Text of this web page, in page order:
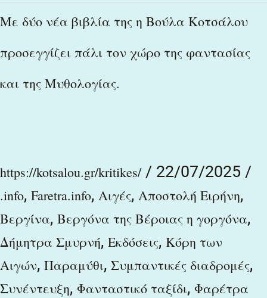
Με δύο νέα βιβλία της η Βούλα Κοτσάλου
προσεγγίζει πάλι τον χώρο της φαντασίας
και της Μυθολογίας.
https://kotsalou.gr/kritikes// 22/07/2025 /
.info, Faretra.info, Αιγές, Αποστολή Ειρήνη,
Βεργίνα, Βεργόνα της Βέροιας η γοργόνα,
Δήμητρα Σμυρνή, Εκδόσεις, Κόρη των
Αιγών, Παραμύθι, Συμπαντικές διαδρομές,
Συνέντευξη, Φανταστικό ταξίδι, Φαρέτρα
Με
νέα
βιβλία
Κοτσάλου
προσεγγίζει
πάλι
τον
χώρο